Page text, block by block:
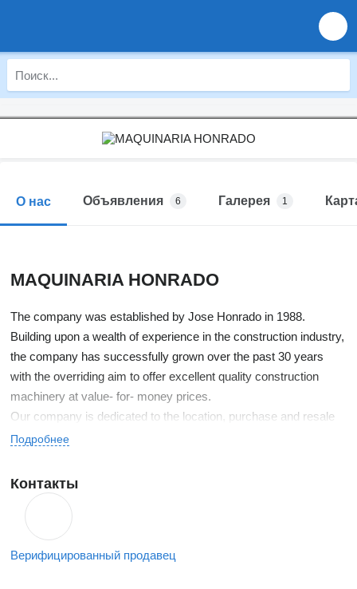
О нас Объявления 6 Галерея 1
MAQUINARIA HONRADO
The company was established by Jose Honrado in 1988.
Building upon a wealth of experience in the construction industry,
the company has successfully grown over the past 30 years
with the overriding aim to offer excellent quality construction
machinery at value- for- money prices.
Our company is dedicated to the location, purchase and resale
of Public Works, Quarry & Mining, Earthmoving & Construction
more than thirty years in the sector is testament to the
successful approach of our company, whose maxim is to offer
Подробнее
Контакты
Верифицированный продавец